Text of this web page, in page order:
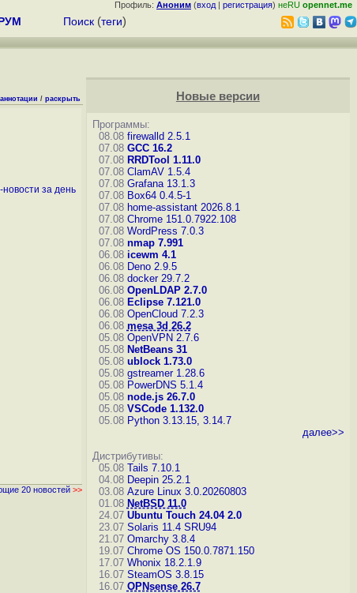
Профиль: Аноним (вход | регистрация) неRU opennet.me
Поиск (теги)
аннотации / раскрыть
за день
20 новостей >>
Новые версии
Программы:
08.08 firewalld 2.5.1
07.08 GCC 16.2
07.08 RRDTool 1.11.0
07.08 ClamAV 1.5.4
07.08 Grafana 13.1.3
07.08 Box64 0.4.5-1
07.08 home-assistant 2026.8.1
07.08 Chrome 151.0.7922.108
07.08 WordPress 7.0.3
07.08 nmap 7.991
06.08 icewm 4.1
06.08 Deno 2.9.5
06.08 docker 29.7.2
06.08 OpenLDAP 2.7.0
06.08 Eclipse 7.121.0
06.08 OpenCloud 7.2.3
06.08 mesa 3d 26.2
05.08 OpenVPN 2.7.6
05.08 NetBeans 31
05.08 ublock 1.73.0
05.08 gstreamer 1.28.6
05.08 PowerDNS 5.1.4
05.08 node.js 26.7.0
05.08 VSCode 1.132.0
05.08 Python 3.13.15, 3.14.7
далее>>
Дистрибутивы:
05.08 Tails 7.10.1
04.08 Deepin 25.2.1
03.08 Azure Linux 3.0.20260803
01.08 NetBSD 11.0
24.07 Ubuntu Touch 24.04 2.0
23.07 Solaris 11.4 SRU94
21.07 Omarchy 3.8.4
19.07 Chrome OS 150.0.7871.150
17.07 Whonix 18.2.1.9
16.07 SteamOS 3.8.15
16.07 OPNsense 26.7